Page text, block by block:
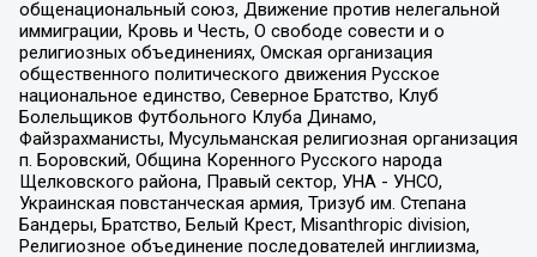
общенациональный союз, Движение против нелегальной
иммиграции, Кровь и Честь, О свободе совести и о
религиозных объединениях, Омская организация
общественного политического движения Русское
национальное единство, Северное Братство, Клуб
Болельщиков Футбольного Клуба Динамо,
Файзрахманисты, Мусульманская религиозная организация
п. Боровский, Община Коренного Русского народа
Щелковского района, Правый сектор, УНА - УНСО,
Украинская повстанческая армия, Тризуб им. Степана
Бандеры, Братство, Белый Крест, Misanthropic division,
Религиозное объединение последователей инглиизма,